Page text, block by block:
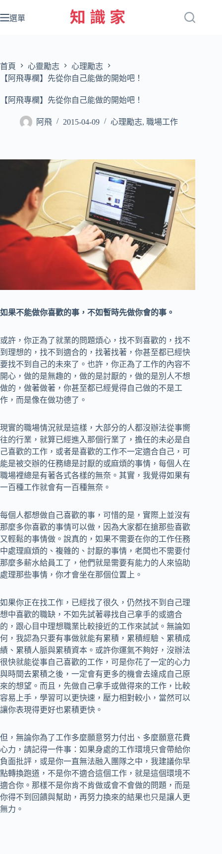
至
容
選單
首頁 心靈勵志
心理勵志
【阿飛專欄】先從你自己能做的開始吧！
【阿飛專欄】先從你自己能做的開始吧！
阿飛 2015-04-09 心理勵志, 職場工作
如果不能做你喜歡的事，不如暫時先做你會的事。
或許，你正為了就業的問題煩心，找不到喜歡的，找不
到理想的，找不到適合的，找著找著，你甚至都已經快
要找不到自己的未來了。也許，你正為了工作的內容不
開心，做的是無趣的，做的是討厭的，做的是別人不想
做的，做著做著，你甚至都已經覺得自己做的不是工
作，而是像在做功德了。
現實的職場情況就是這樣，大部分的人都沒辦法從事嚮
往的行業，就算已經進入那個行業了，擔任的未必是自
己喜歡的工作，或者是喜歡的工作不一定適合自己，可
能是被交辦的任務總是討厭的或麻煩的事情，每個人在
職場裡總是有著各式各樣的無奈。其實，我覺得如果有
一百種工作就會有一百種無奈。
每個人都想做自己喜歡的事，可惜的是，實際上並沒有
那麼多你喜歡的事情可以做，因為大家都在搶那些喜歡
又輕鬆的事情做。說真的，如果不需要在你的工作任務
中處理麻煩的、複雜的、討厭的事情，老闆也不需要付
那麼多薪水給員工了，他們就是需要有能力的人來協助
處理那些事情，你才會坐在那個位置上。
如果你正在找工作，已經找了很久，仍然找不到自己理
想中喜歡的職缺，不如先試著尋找自己拿手的或適合
的，跟心目中理想職業比較接近的工作來試試。無論如
何，我認為只要有事做就能有累積，累積經驗、累積成
績、累積人脈與累積資本。或許你運氣不夠好，沒辦法
很快就能從事自己喜歡的工作，可是你花了一定的心力
與時間去累積之後，一定會有更多的機會去達成自己原
來的想望。而且，先做自己拿手或做得來的工作，比較
容易上手，學習可以更快速，壓力相對較小，當然可以
讓你表現得更好也累積更快。
但，無論你為了工作多麼願意努力付出、多麼願意花費
心力，請記得一件事：如果身處的工作環境只會帶給你
負面批評，或是你一直無法融入團隊之中，我建議你早
點轉換跑道，不是你不適合這個工作，就是這個環境不
適合你。那樣不是你肯不肯做或會不會做的問題，而是
你得不到回饋與幫助，再努力換來的結果也只是讓人更
無力。